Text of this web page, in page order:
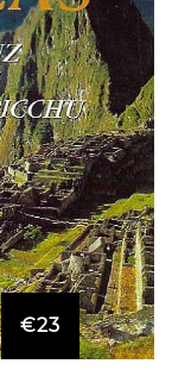
€23